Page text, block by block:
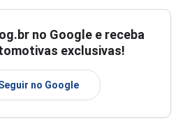
no Google e receba
exclusivas!
no Google